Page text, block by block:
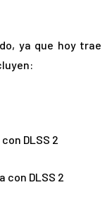
ya que hoy trae
DLSS 2
con DLSS 2